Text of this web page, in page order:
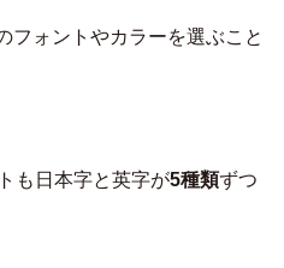
フォントやカラーを選ぶこと
も日本字と英字が5種類ずつ